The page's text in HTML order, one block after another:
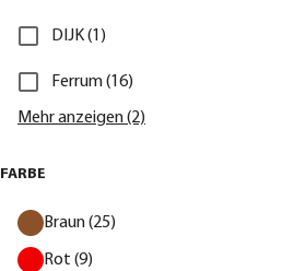
DIJK (1)
Ferrum (16)
Mehr anzeigen (2)
FARBE
Braun (25)
Rot (9)